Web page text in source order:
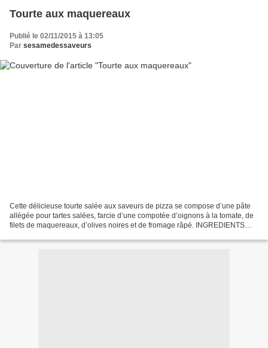
Tourte aux maquereaux
Publié le 02/11/2015 à 13:05
Par sesamedessaveurs
Cette délicieuse tourte salée aux saveurs de pizza se compose d’une pâte
allégée pour tartes salées, farcie d’une compotée d’oignons à la tomate, de
filets de maquereaux, d’olives noires et de fromage râpé. INGREDIENTS